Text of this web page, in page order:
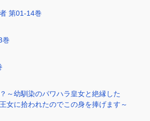
第01-14巻
巻
～幼馴染のパワハラ皇女と絶縁した
女に拾われたのでこの身を捧げます～